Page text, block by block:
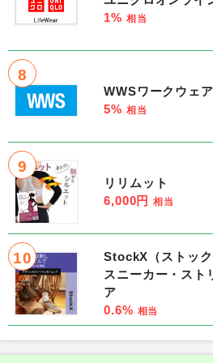
1% 相当
8
WWSワークウェ
5% 相当
9
リリムット
6,000円 相当
10
StockX（ストック
スニーカー・スト
ア
0.6% 相当